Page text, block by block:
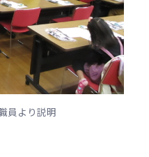
員より説明